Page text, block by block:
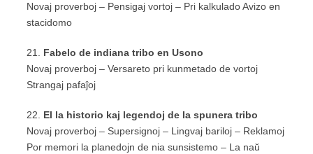
Novaj proverboj – Pensigaj vortoj – Pri kalkulado Avizo en
stacidomo
21. Fabelo de indiana tribo en Usono
Novaj proverboj – Versareto pri kunmetado de vortoj
Strangaj pafaĵoj
22. El la historio kaj legendoj de la spunera tribo
Novaj proverboj – Supersignoj – Lingvaj bariloj – Reklamoj
Por memori la planedojn de nia sunsistemo – La naŭ